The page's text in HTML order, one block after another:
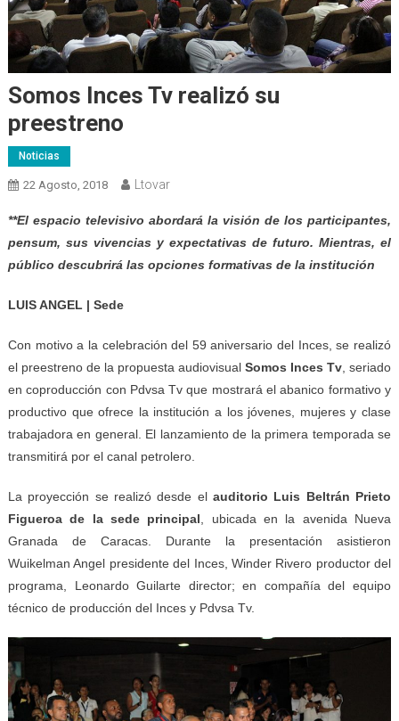
Somos Inces Tv realizó su
preestreno
Noticias
22 Agosto, 2018 Ltovar
**El espacio televisivo abordará la visión de los participantes,
pensum, sus vivencias y expectativas de futuro. Mientras, el
público descubrirá las opciones formativas de la institución
LUIS ANGEL | Sede
Con motivo a la celebración del 59 aniversario del Inces, se realizó
el preestreno de la propuesta audiovisualSomos Inces Tv , seriado
en coproducción con Pdvsa Tv que mostrará el abanico formativo y
productivo que ofrece la institución a los jóvenes, mujeres y clase
trabajadora en general. El lanzamiento de la primera temporada se
transmitirá por el canal petrolero.
La proyección se realizó desde elauditorio Luis Beltrán Prieto
Figueroa de la sede principal , ubicada en la avenida Nueva
Granada de Caracas. Durante la presentación asistieron
Wuikelman Angel presidente del Inces, Winder Rivero productor del
programa, Leonardo Guilarte director; en compañía del equipo
técnico de producción del Inces y Pdvsa Tv.